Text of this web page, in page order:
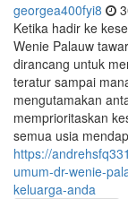
georgea400fyi8
Ketika hadir ke
Wenie Palauw
dirancang untuk
teratur sampai
mengutamakan
memprioritaskan
semua usia
https://
umum-dr-wenie-
keluarga-anda